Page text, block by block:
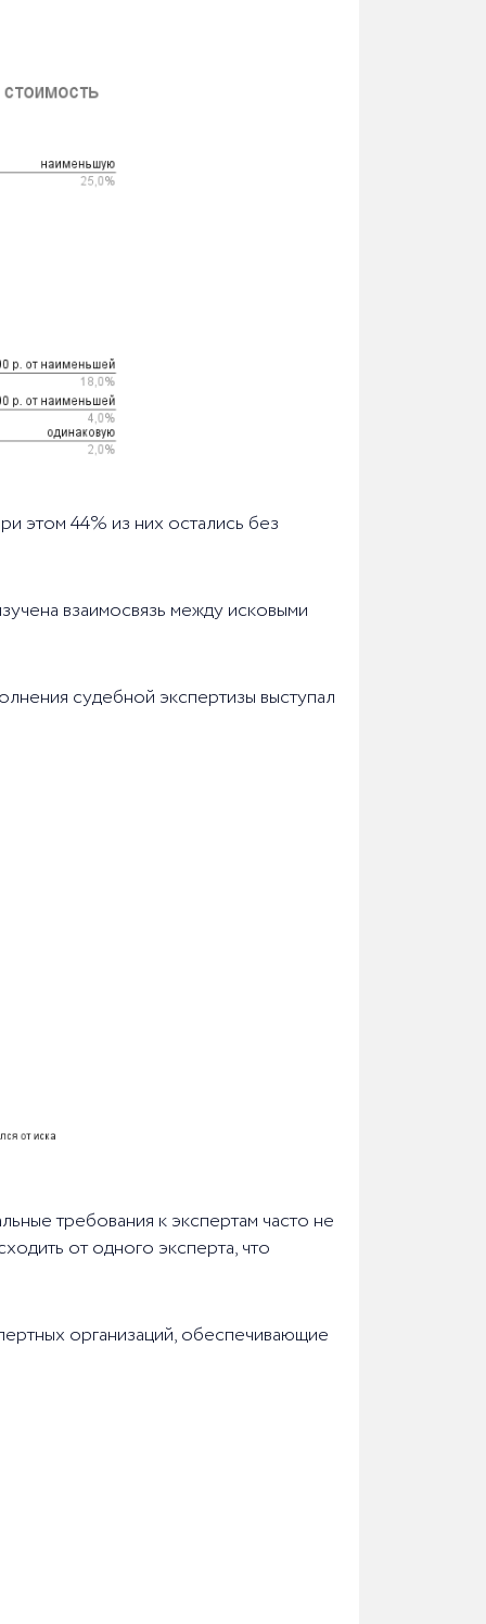
этом 44% из них остались без
взаимосвязь между исковыми
судебной экспертизы выступал
требования к экспертам часто не
от одного эксперта, что
организаций, обеспечивающие